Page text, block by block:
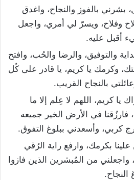
بشرني بالفوز والنجاح، واغدق
وفلاح، ويسرّ لي أمري، واجعل
أقبل عليه.
والتوفيق، والرضا والحُب، وافتح
وكرمك يا كريم، يا قادر على كُل
بالنجاح القريب.
كريم، اللهم لا عِلم إلا ما
فارزُقنا في الأرض الخير جميعه
كربي، وأسعدني ببلوغ التفوق.
علينا بكرمك، وارفع راية الرُقي
واجعلني من المُبشرين الذين فازوا
النجاح.